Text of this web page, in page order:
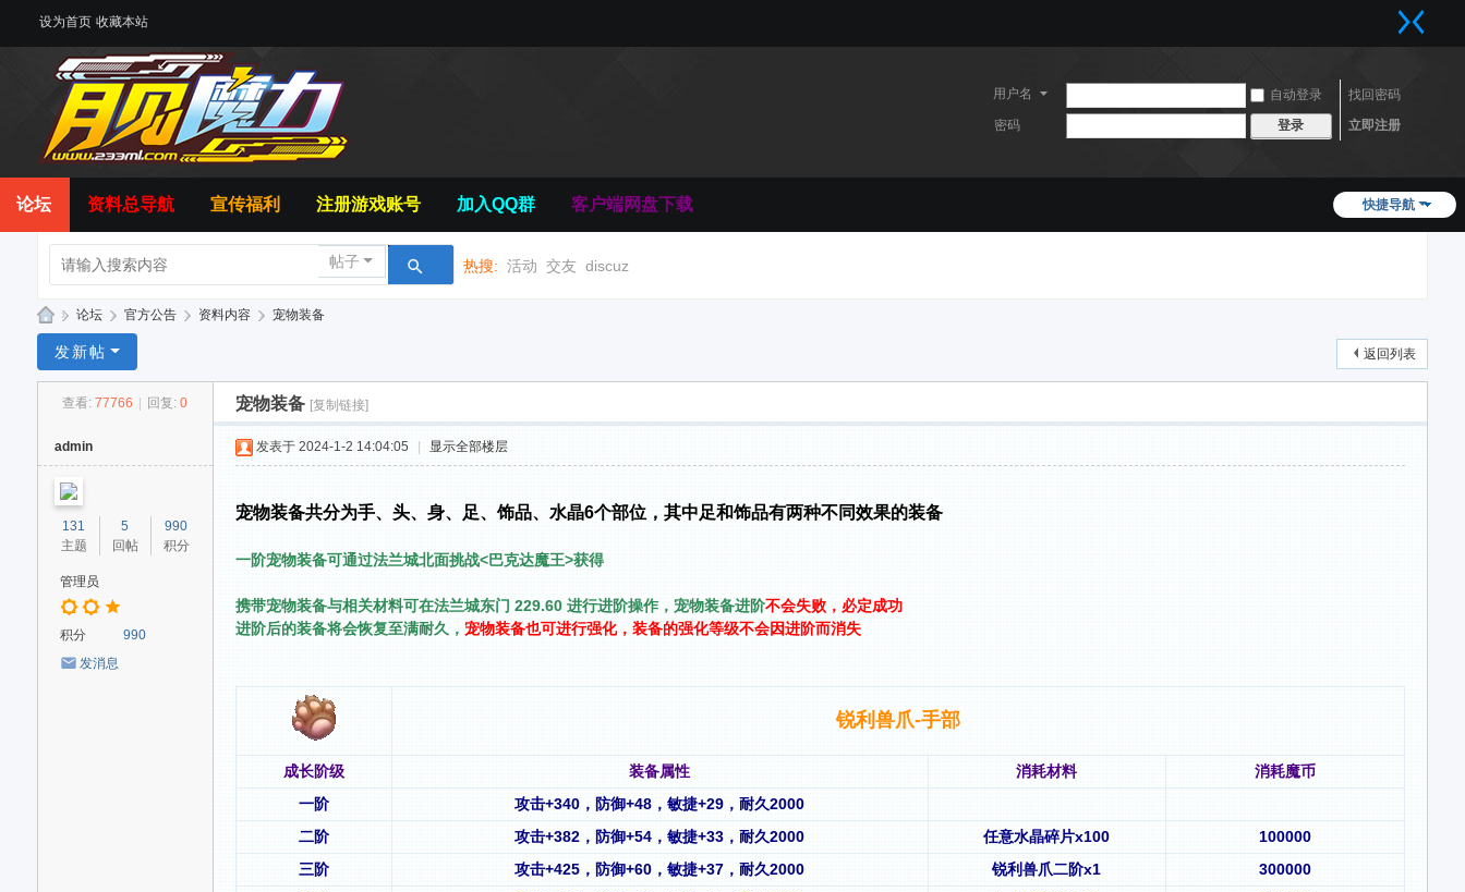
设为首页 收藏本站
用户名 自动登录
找回密码
密码
登录 立即注册
快捷导航
论坛 资料总导航 宣传福利 注册游戏账号 加入QQ群 客户端网盘下载
帖子 热搜: 活动 交友 discuz
见
» 论坛 › 官方公告 › 资料内容 › 宠物装备
返回列表
发新帖
查看: 77766 回复: 0 宠物装备 [复制链接]
admin
131
主题
5
回帖
990
积分
管理员
积分
990
发消息
发表于 2024-1-2 14:04:05 显示全部楼层
宠物装备共分为手、头、身、足、饰品、水晶6个部位，其中足和饰品有两种不同效果的装备
一阶宠物装备可通过法兰城北面挑战<巴克达魔王>获得
携带宠物装备与相关材料可在法兰城东门 229.60 进行进阶操作，宠物装备进阶不会失败，必定成功
进阶后的装备将会恢复至满耐久， 宠物装备也可进行强化，装备的强化等级不会因进阶而消失
锐利兽爪-手部
成长阶级 装备属性 消耗材料
消耗魔币
一阶
攻击+340，防御+48，敏捷+29，耐久2000
二阶
攻击+382，防御+54，敏捷+33，耐久2000 任意水晶碎片x100
100000
三阶
攻击+425，防御+60，敏捷+37，耐久2000 锐利兽爪二阶x1
300000